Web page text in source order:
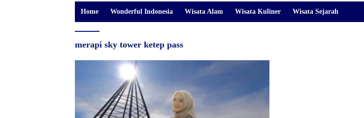
Home Wonderful Indonesia Wisata Alam Wisata Kuliner Wisata Sejarah
merapi sky tower ketep pass